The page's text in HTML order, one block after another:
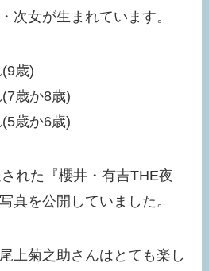
次女が生まれています。
歳)
歳か8歳)
歳か6歳)
れた『櫻井・有吉THE夜
真を公開していました。
上菊之助さんはとても楽し